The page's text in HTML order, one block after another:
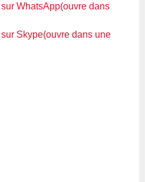
WhatsApp(ouvre dans
Skype(ouvre dans une